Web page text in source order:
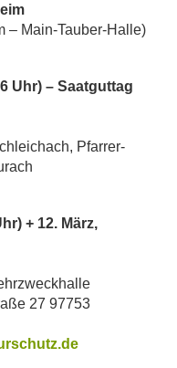
– Main-Tauber-Halle)
Uhr) – Saatguttag
Pfarrer-
+ 12. März,
27 97753